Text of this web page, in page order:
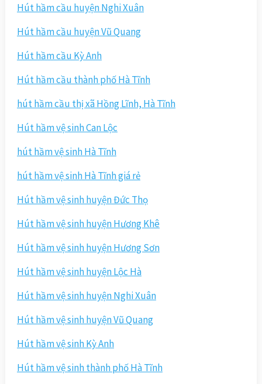
Hút hầm cầu huyện Nghi Xuân
Hút hầm cầu huyện Vũ Quang
Hút hầm cầu Kỳ Anh
Hút hầm cầu thành phố Hà Tĩnh
hút hầm cầu thị xã Hồng Lĩnh, Hà Tĩnh
Hút hầm vệ sinh Can Lộc
hút hầm vệ sinh Hà Tĩnh
hút hầm vệ sinh Hà Tĩnh giá rẻ
Hút hầm vệ sinh huyện Đức Thọ
Hút hầm vệ sinh huyện Hương Khê
Hút hầm vệ sinh huyện Hương Sơn
Hút hầm vệ sinh huyện Lộc Hà
Hút hầm vệ sinh huyện Nghi Xuân
Hút hầm vệ sinh huyện Vũ Quang
Hút hầm vệ sinh Kỳ Anh
Hút hầm vệ sinh thành phố Hà Tĩnh